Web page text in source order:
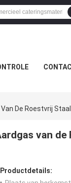
De Roestvrij
van
Productdetails: